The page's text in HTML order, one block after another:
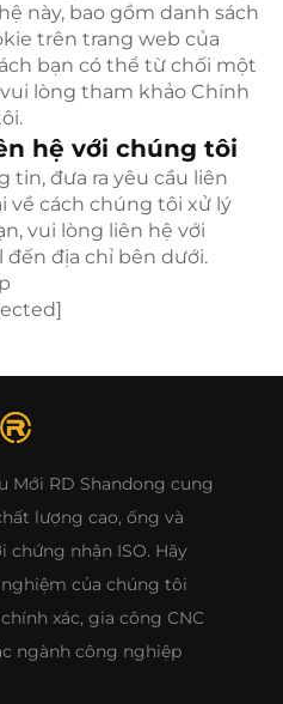
này, bao gồm danh sách
trên trang web của
bạn có thể từ chối một
lòng tham khảo Chính
hệ với chúng tôi
tin, đưa ra yêu cầu liên
về cách chúng tôi xử lý
vui lòng liên hệ với
địa chỉ bên dưới.
Mới RD Shandong cung
lượng cao, ống và
nhận ISO. Hãy
của chúng tôi
xác, gia công CNC
ngành công nghiệp